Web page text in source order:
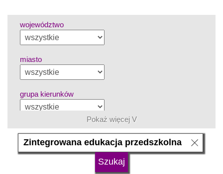
województwo
miasto
grupa kierunków
język
Pokaż więcej V